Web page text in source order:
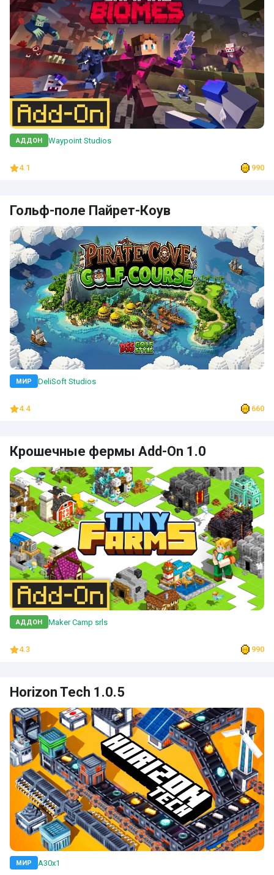
АДДОН Waypoint Studios
4.1 990
Гольф-поле Пайрет-Коув
МИР DeliSoft Studios
4.4 660
Крошечные фермы Add-On 1.0
АДДОН Maker Camp srls
4.3 990
Horizon Tech 1.0.5
МИР A30x1